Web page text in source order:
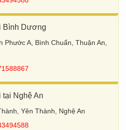
Bình Dương
Phước A, Bình Chuẩn, Thuận An,
tại Nghệ An
Yên Thành, Nghệ An